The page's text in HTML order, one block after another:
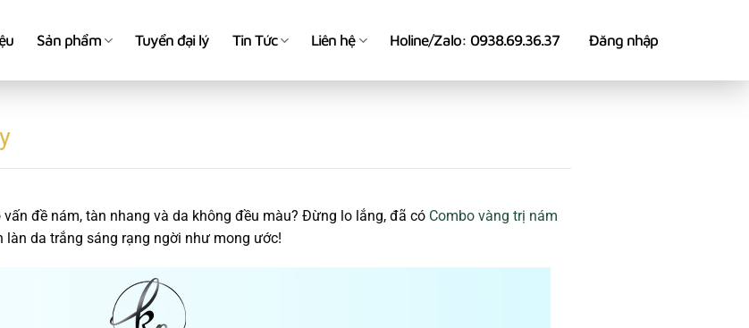
Sản phẩm Tuyển đại lý Tin Tức Liên hệ Holine/Zalo: 0938.69.36.37 Đăng nhập
đề nám, tàn nhang và da không đều màu? Đừng lo lắng, đã có Combo vàng trị nám
da trắng sáng rạng ngời như mong ước!